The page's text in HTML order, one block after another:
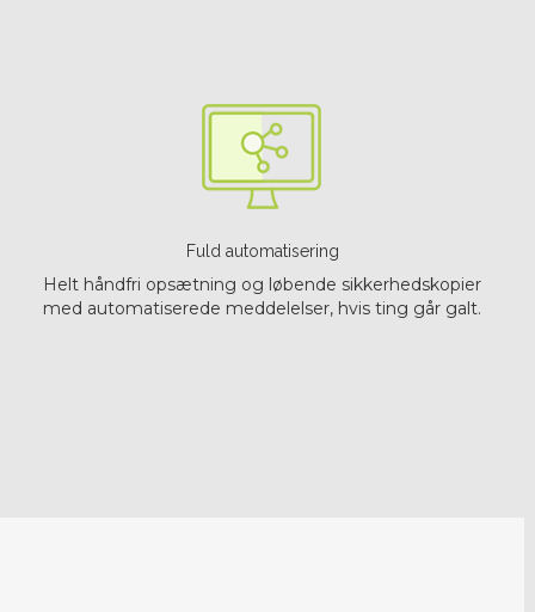
Fuld automatisering
Helt håndfri opsætning og løbende sikkerhedskopier
med automatiserede meddelelser, hvis ting går galt.